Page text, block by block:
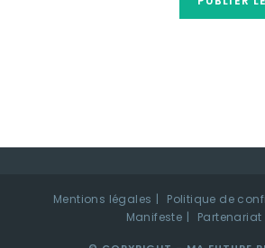
Mentions légales
Politique de
Manifeste
Partenariat